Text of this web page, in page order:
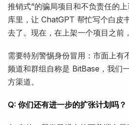
推销式”的骗局项目和不负责任的
库里，让 ChatGPT 帮忙写个白皮
去了。现在，在上架一个项目之前
需要特别警惕身份冒用：市面上有
频道和群组自称是 BitBase，我们
方渠道。
Q: 你们还有进一步的扩张计划吗？